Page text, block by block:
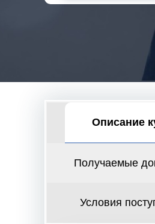
Описание
Получаемые
Условия